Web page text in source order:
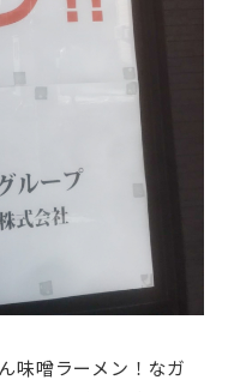
味噌ラーメン！なガ